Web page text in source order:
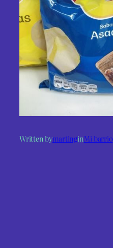
Written bymartinginMi barrio